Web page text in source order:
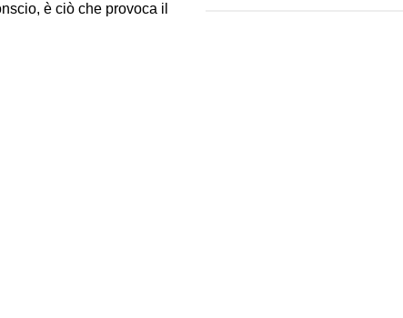
è ciò che provoca il